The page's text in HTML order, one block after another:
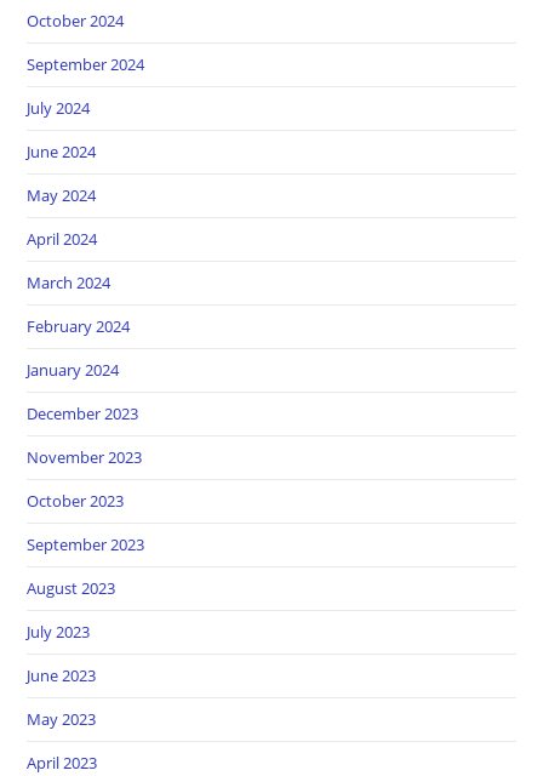
October 2024
September 2024
July 2024
June 2024
May 2024
April 2024
March 2024
February 2024
January 2024
December 2023
November 2023
October 2023
September 2023
August 2023
July 2023
June 2023
May 2023
April 2023